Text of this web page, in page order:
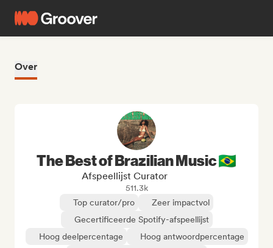
Over
The Best of Brazilian Music 🇧🇷
Afspeellijst Curator
511.3k
Top curator/pro
Zeer impactvol
Gecertificeerde Spotify-afspeellijst
Hoog deelpercentage
Hoog antwoordpercentage